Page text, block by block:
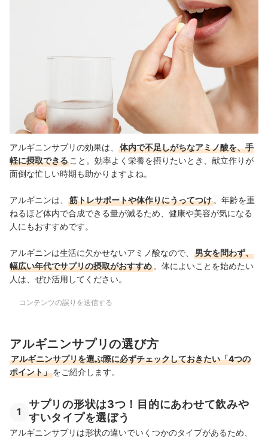
ダイエットを検討しているならダイエットサプリもチェック
アルギニンサプリの売れ筋ランキングもチェック！
アルギニンサプリの効果は、
体内で不足しがちなアミノ酸を、手
軽に摂取できる こと。効率よく栄養を摂りたいとき、献立作りが
面倒な忙しい時期も助かりますよね。
アルギニンは、 筋トレサポートや体作りにうってつけ 。年齢を重
ねるほど体内で合成できる量が減るため、健康や美容が気になる
人にもおすすめです。
アルギニンは生活に欠かせないアミノ酸なので、
男女を問わず、
幅広い年代でサプリの摂取がおすすめ 。体によいことを始めたい
人は、ぜひ活用してください。
コンテンツの誤りを送信する
アルギニンサプリの選び方
アルギニンサプリを選ぶ際に必ずチェックしておきたい「4つの
ポイント」をご紹介します。
1
サプリの形状は3つ！目的にあわせて飲みや
すいタイプを選ぼう
アルギニンサプリは形状の違いでいくつかのタイプがあるため、